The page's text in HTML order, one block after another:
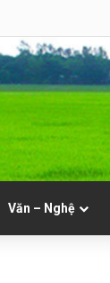
Cả Nổ
Văn – Nghệ